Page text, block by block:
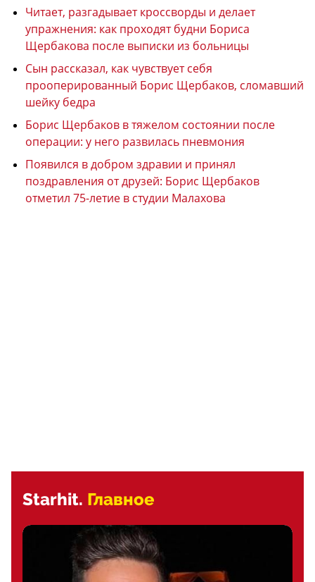
Читает, разгадывает кроссворды и делает
упражнения: как проходят будни Бориса
Щербакова после выписки из больницы
Сын рассказал, как чувствует себя
прооперированный Борис Щербаков, сломавший
шейку бедра
Борис Щербаков в тяжелом состоянии после
операции: у него развилась пневмония
Появился в добром здравии и принял
поздравления от друзей: Борис Щербаков
отметил 75-летие в студии Малахова
Starhit. Главное